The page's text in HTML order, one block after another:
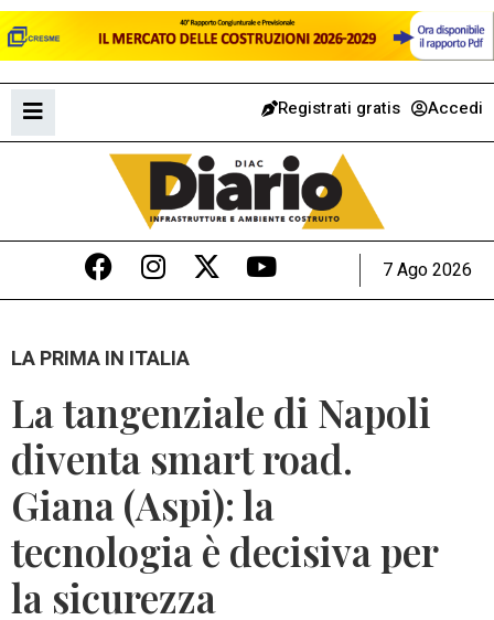
Registrati gratis Accedi
7 Ago 2026
LA PRIMA IN ITALIA
La tangenziale di Napoli
diventa smart road.
Giana (Aspi): la
tecnologia è decisiva per
la sicurezza